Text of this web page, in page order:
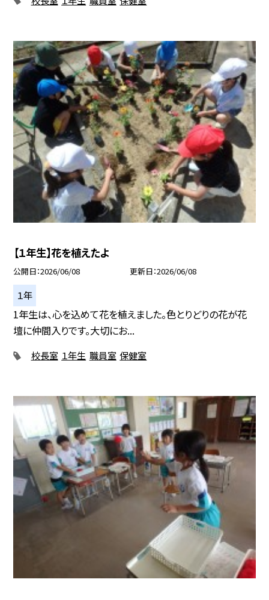
【１年生】花を植えたよ
公開日 2026/06/08 更新日 2026/06/08
１年
1年生は、心を込めて花を植えました。色とりどりの花が花
壇に仲間入りです。大切にお...
校長室 １年生 職員室 保健室